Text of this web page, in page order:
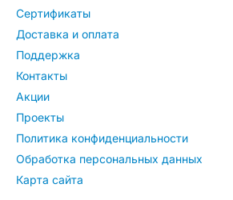
Сертификаты
Доставка и оплата
Поддержка
Контакты
Акции
Проекты
Политика конфиденциальности
Обработка персональных данных
Карта сайта